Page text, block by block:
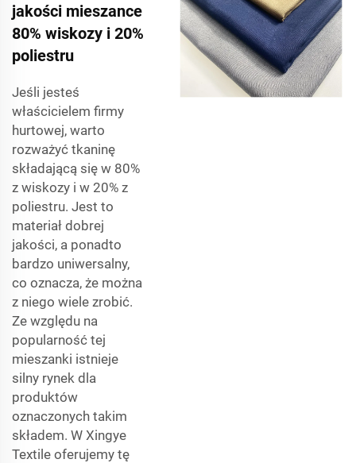
jakości mieszance
80% wiskozy i 20%
poliestru
Jeśli jesteś
właścicielem firmy
hurtowej, warto
rozważyć tkaninę
składającą się w 80%
z wiskozy i w 20% z
poliestru. Jest to
materiał dobrej
jakości, a ponadto
bardzo uniwersalny,
co oznacza, że można
z niego wiele zrobić.
Ze względu na
popularność tej
mieszanki istnieje
silny rynek dla
produktów
oznaczonych takim
składem. W Xingye
Textile oferujemy tę